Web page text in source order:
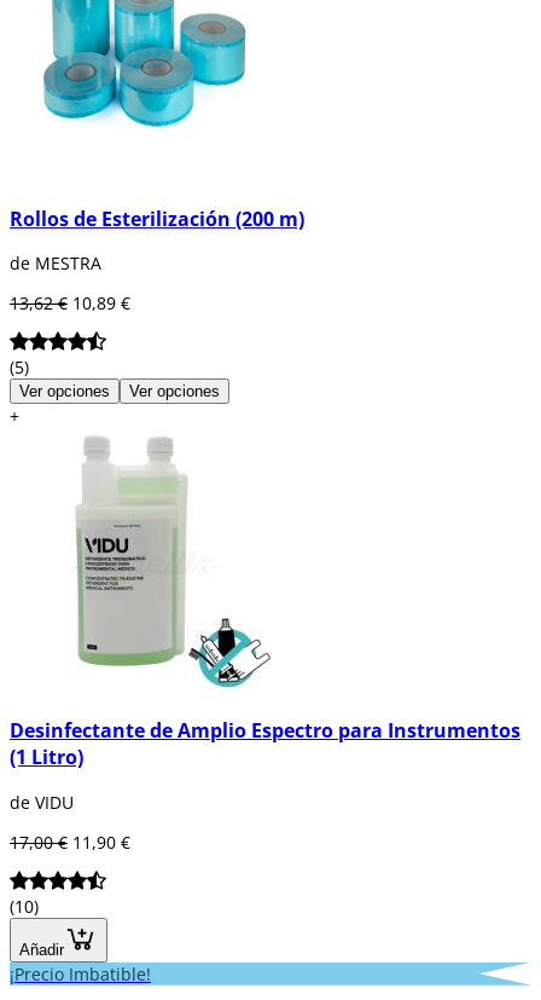
Rollos de Esterilización (200 m)
de MESTRA
13,62 € 10,89 €
(5)
Ver opciones Ver opciones
+
Desinfectante de Amplio Espectro para Instrumentos
(1 Litro)
de VIDU
17,00 € 11,90 €
(10)
Añadir
¡Precio Imbatible!